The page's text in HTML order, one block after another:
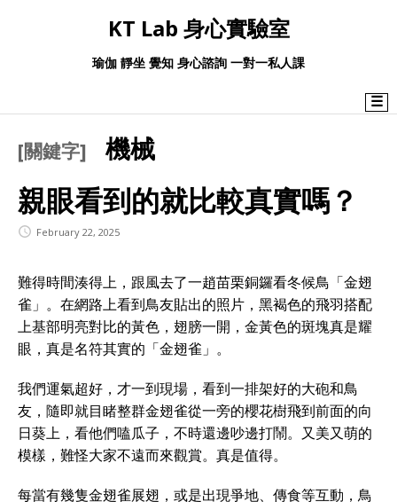
KT Lab 身心實驗室
瑜伽 靜坐 覺知 身心諮詢 一對一私人課
☰
[關鍵字] 機械
親眼看到的就比較真實嗎？
February 22, 2025
難得時間湊得上，跟風去了一趙苗栗銅鑼看冬候鳥「金翅
雀」。在網路上看到鳥友貼出的照片，黑褐色的飛羽搭配
上基部明亮對比的黃色，翅膀一開，金黃色的斑塊真是耀
眼，真是名符其實的「金翅雀」。
我們運氣超好，才一到現場，看到一排架好的大砲和鳥
友，隨即就目睹整群金翅雀從一旁的櫻花樹飛到前面的向
日葵上，看他們嗑瓜子，不時還邊吵邊打鬧。又美又萌的
模樣，難怪大家不遠而來觀賞。真是值得。
每當有幾隻金翅雀展翅，或是出現爭地、傳食等互動，鳥